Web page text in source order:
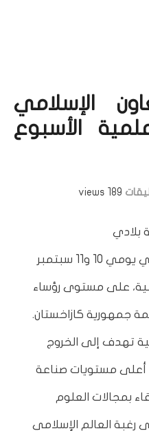
الإسلامي
الأسبوع
189 views
تعقد منظمة التعاون الإسلامي يومي 10 و11 سبتمبر
على مستوى رؤساء
جمهورية كازاخستان.
تهدف إلى الخروج
مستويات صناعة
بمجالات العلوم
رغبة العالم الإسلامي